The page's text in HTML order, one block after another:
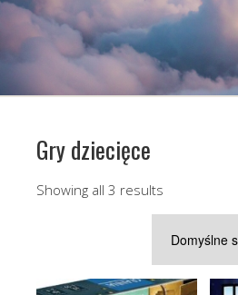
Gry dziecięce
Showing all 3 results